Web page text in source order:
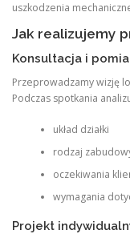
uszkodzenia
Jak realizujemy
Konsultacja i
Przeprowadzamy wizję
Podczas spotkania
układ działki
rodzaj
oczekiwania
wymagania
Projekt